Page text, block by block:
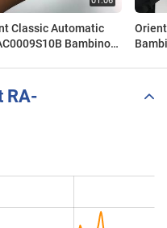
Classic Automatic
Bambino
RA-